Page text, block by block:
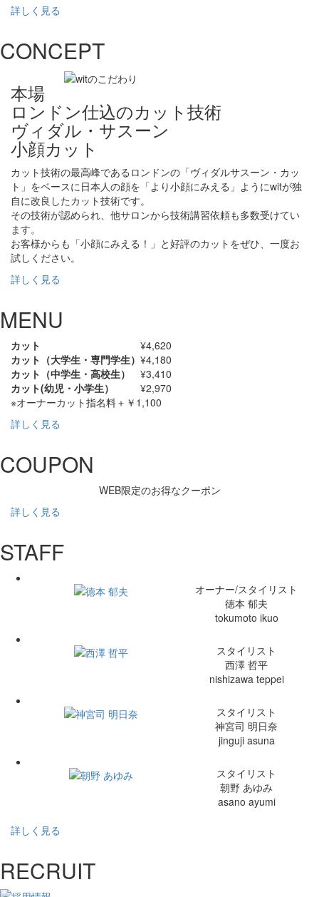
詳しく見る
CONCEPT
本場
ロンドン仕込のカット技術
ヴィダル・サスーン
小顔カット
カット技術の最高峰であるロンドンの「ヴィダルサスーン・カッ
ト」をベースに日本人の顔を「より小顔にみえる」ようにwitが独
自に改良したカット技術です。
その技術が認められ、他サロンから技術講習依頼も多数受けてい
ます。
お客様からも「小顔にみえる！」と好評のカットをぜひ、一度お
試しください。
詳しく見る
MENU
カット
¥4,620
カット（大学生・専門学生） ¥4,180
カット（中学生・高校生）
¥3,410
カット(幼児・小学生）
¥2,970
※オーナーカット指名料＋￥1,100
詳しく見る
COUPON
WEB限定のお得なクーポン
詳しく見る
STAFF
オーナー/スタイリスト
徳本 郁夫
tokumoto ikuo
スタイリスト
西澤 哲平
nishizawa teppei
スタイリスト
神宮司 明日奈
jinguji asuna
スタイリスト
朝野 あゆみ
asano ayumi
詳しく見る
RECRUIT